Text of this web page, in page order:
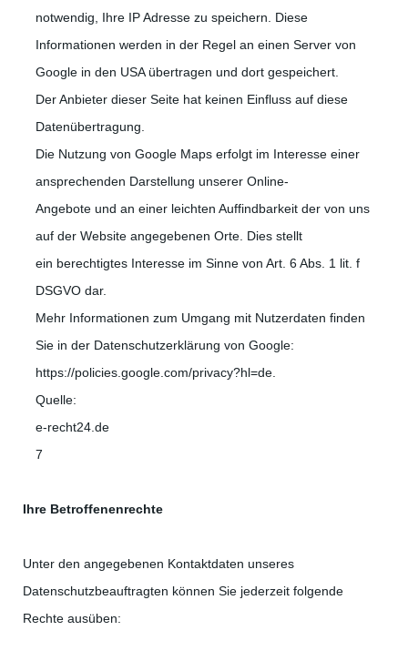
notwendig, Ihre IP Adresse zu speichern. Diese
Informationen werden in der Regel an einen Server von
Google in den USA übertragen und dort gespeichert.
Der Anbieter dieser Seite hat keinen Einfluss auf diese
Datenübertragung.
Die Nutzung von Google Maps erfolgt im Interesse einer
ansprechenden Darstellung unserer Online-
Angebote und an einer leichten Auffindbarkeit der von uns
auf der Website angegebenen Orte. Dies stellt
ein berechtigtes Interesse im Sinne von Art. 6 Abs. 1 lit. f
DSGVO dar.
Mehr Informationen zum Umgang mit Nutzerdaten finden
Sie in der Datenschutzerklärung von Google:
https://policies.google.com/privacy?hl=de.
Quelle:
e-recht24.de
7
Ihre Betroffenenrechte
Unter den angegebenen Kontaktdaten unseres
Datenschutzbeauftragten können Sie jederzeit folgende
Rechte ausüben: